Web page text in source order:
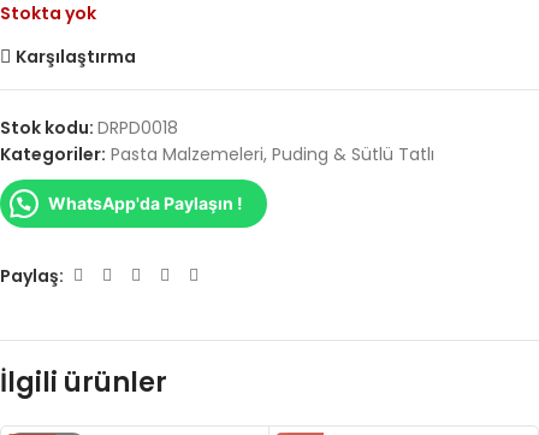
Stokta yok
Karşılaştırma
Stok kodu: DRPD0018
Kategoriler: Pasta Malzemeleri, Puding & Sütlü Tatlı
WhatsApp'da Paylaşın !
Paylaş:
İlgili ürünler